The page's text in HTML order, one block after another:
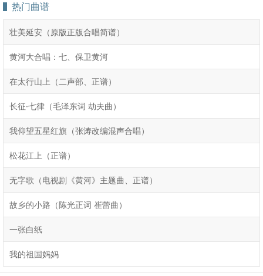
热门曲谱
壮美延安（原版正版合唱简谱）
黄河大合唱：七、保卫黄河
在太行山上（二声部、正谱）
长征·七律（毛泽东词 劫夫曲）
我仰望五星红旗（张涛改编混声合唱）
松花江上（正谱）
无字歌（电视剧《黄河》主题曲、正谱）
故乡的小路（陈光正词 崔蕾曲）
一张白纸
我的祖国妈妈